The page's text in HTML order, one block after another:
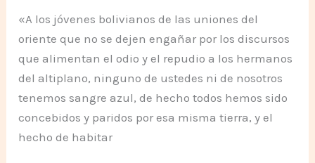
«A los jóvenes bolivianos de las uniones del
oriente que no se dejen engañar por los discursos
que alimentan el odio y el repudio a los hermanos
del altiplano, ninguno de ustedes ni de nosotros
tenemos sangre azul, de hecho todos hemos sido
concebidos y paridos por esa misma tierra, y el
hecho de habitar